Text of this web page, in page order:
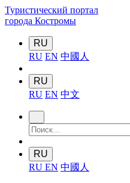
Туристический портал
города Костромы
RU
RU EN 中國人
RU
RU EN 中文
RU
RU EN 中國人